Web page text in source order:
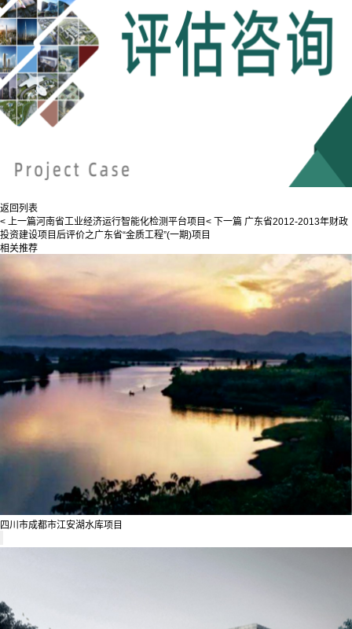
返回列表
< 上一篇河南省工业经济运行智能化检测平台项目 < 下一篇 广东省2012-2013年财政
投资建设项目后评价之广东省“金质工程”(一期)项目
相关推荐
四川市成都市江安湖水库项目